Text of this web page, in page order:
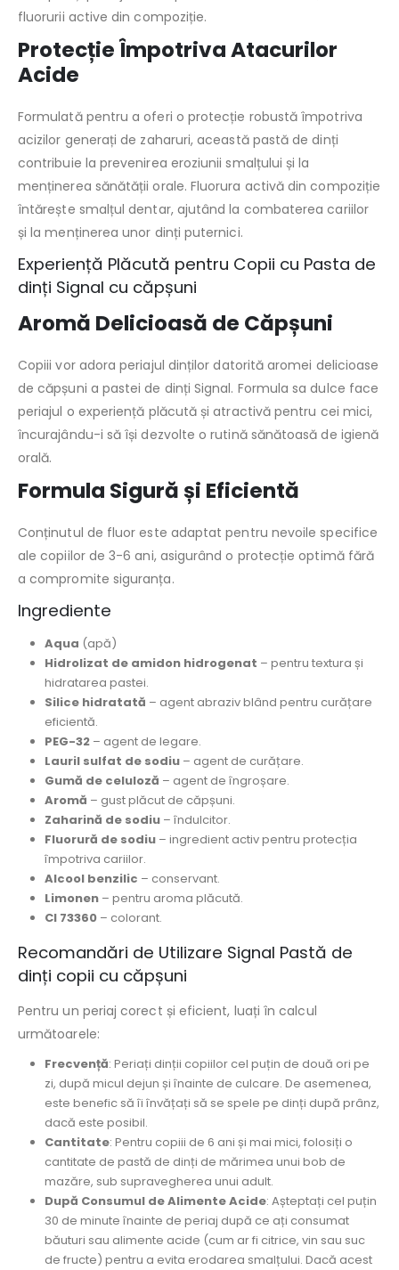
fluorurii active din compoziție.
Protecție Împotriva Atacurilor
Acide
Formulată pentru a oferi o protecție robustă împotriva
acizilor generați de zaharuri, această pastă de dinți
contribuie la prevenirea eroziunii smalțului și la
menținerea sănătății orale. Fluorura activă din compoziție
întărește smalțul dentar, ajutând la combaterea cariilor
și la menținerea unor dinți puternici.
Experiență Plăcută pentru Copii cu Pasta de
dinți Signal cu căpșuni
Aromă Delicioasă de Căpșuni
Copiii vor adora periajul dinților datorită aromei delicioase
de căpșuni a pastei de dinți Signal. Formula sa dulce face
periajul o experiență plăcută și atractivă pentru cei mici,
încurajându-i să își dezvolte o rutină sănătoasă de igienă
orală.
Formula Sigură și Eficientă
Conținutul de fluor este adaptat pentru nevoile specifice
ale copiilor de 3-6 ani, asigurând o protecție optimă fără
a compromite siguranța.
Ingrediente
Aqua (apă)
Hidrolizat de amidon hidrogenat – pentru textura și
hidratarea pastei.
Silice hidratată – agent abraziv blând pentru curățare
eficientă.
PEG-32– agent de legare.
Lauril sulfat de sodiu– agent de curățare.
Gumă de celuloză – agent de îngroșare.
Aromă – gust plăcut de căpșuni.
Zaharină de sodiu– îndulcitor.
Fluorură de sodiu– ingredient activ pentru protecția
împotriva cariilor.
Alcool benzilic – conservant.
Limonen– pentru aroma plăcută.
CI 73360– colorant.
Recomandări de Utilizare Signal Pastă de
dinți copii cu căpșuni
Pentru un periaj corect și eficient, luați în calcul
următoarele:
Frecvență: Periați dinții copiilor cel puțin de două ori pe
zi, după micul dejun și înainte de culcare. De asemenea,
este benefic să îi învățați să se spele pe dinți după prânz,
dacă este posibil.
Cantitate: Pentru copiii de 6 ani și mai mici, folosiți o
cantitate de pastă de dinți de mărimea unui bob de
mazăre, sub supravegherea unui adult.
După Consumul de Alimente Acide: Așteptați cel puțin
30 de minute înainte de periaj după ce ați consumat
băuturi sau alimente acide (cum ar fi citrice, vin sau suc
de fructe) pentru a evita erodarea smalțului. Dacă acest